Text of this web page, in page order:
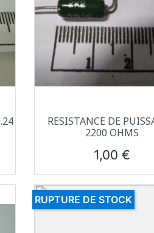
 Aperçu rapide
RESISTANCE DE
2200 OHMS
Prix
1,00 €
RUPTURE DE STOCK